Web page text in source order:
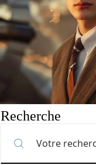
Recherche